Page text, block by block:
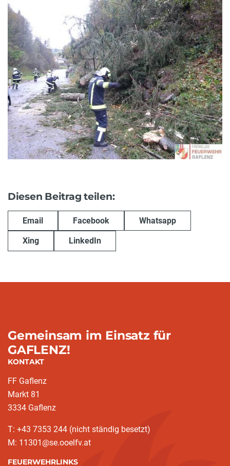
Diesen Beitrag teilen:
Email Facebook Whatsapp
Xing LinkedIn
Gemeinsam im Einsatz für
GAFLENZ!
KONTAKT
FF Gaflenz
Markt 81
3334 Gaflenz
T: +43 7353 244 (nicht ständig besetzt)
M: 11301@se.ooelfv.at
FEUERWEHRLINKS